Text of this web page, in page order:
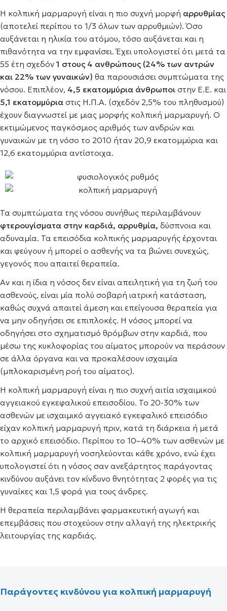
Η κολπική μαρμαρυγή είναι η πιο συχνή μορφή αρρυθμίας
(αποτελεί περίπου το 1/3 όλων των αρρυθμιών). Όσο
αυξάνεται η ηλικία του ατόμου, τόσο αυξάνεται και η
πιθανότητα να την εμφανίσει. Έχει υπολογιστεί ότι μετά τα
55 έτη σχεδόν1 στους 4 ανθρώπους (24% των αντρών
και 22% των γυναικών) θα παρουσιάσει συμπτώματα της
νόσου. Επιπλέον, 4,5 εκατομμύρια άνθρωποι στην Ε.Ε. και
5,1 εκατομμύρια στις Η.Π.Α. (σχεδόν 2,5% του πληθυσμού)
έχουν διαγνωστεί με μιας μορφής κολπική μαρμαρυγή. Ο
εκτιμώμενος παγκόσμιος αριθμός των ανδρών και
γυναικών με τη νόσο το 2010 ήταν 20,9 εκατομμύρια και
12,6 εκατομμύρια αντίστοιχα.
Τα συμπτώματα της νόσου συνήθως περιλαμβάνουν
φτερουγίσματα στην καρδιά, αρρυθμία, δύσπνοια και
αδυναμία. Τα επεισόδια κολπικής μαρμαρυγής έρχονται
και φεύγουν ή μπορεί ο ασθενής να τα βιώνει συνεχώς,
γεγονός που απαιτεί θεραπεία.
Αν και η ίδια η νόσος δεν είναι απειλητική για τη ζωή του
ασθενούς, είναι μία πολύ σοβαρή ιατρική κατάσταση,
καθώς συχνά απαιτεί άμεση και επείγουσα θεραπεία για
να μην οδηγήσει σε επιπλοκές. Η νόσος μπορεί να
οδηγήσει στο σχηματισμό θρόμβων στην καρδιά, που
μέσω της κυκλοφορίας του αίματος μπορούν να περάσουν
σε άλλα όργανα και να προκαλέσουν ισχαιμία
(μπλοκαρισμένη ροή του αίματος).
Η κολπική μαρμαρυγή είναι η πιο συχνή αιτία ισχαιμικού
αγγειακού εγκεφαλικού επεισοδίου. Το 20-30% των
ασθενών με ισχαιμικό αγγειακό εγκεφαλικό επεισόδιο
είχαν κολπική μαρμαρυγή πριν, κατά τη διάρκεια ή μετά
το αρχικό επεισόδιο. Περίπου το 10–40% των ασθενών με
κολπική μαρμαρυγή νοσηλεύονται κάθε χρόνο, ενώ έχει
υπολογιστεί ότι η νόσος σαν ανεξάρτητος παράγοντας
κινδύνου αυξάνει τον κίνδυνο θνητότητας 2 φορές για τις
γυναίκες και 1,5 φορά για τους άνδρες.
Η θεραπεία περιλαμβάνει φαρμακευτική αγωγή και
επεμβάσεις που στοχεύουν στην αλλαγή της ηλεκτρικής
λειτουργίας της καρδιάς.
Παράγοντες κινδύνου για κολπική μαρμαρυγή